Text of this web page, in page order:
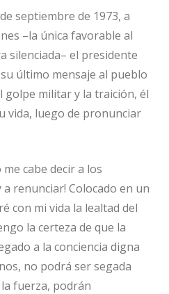
septiembre de 1973, a
–la única favorable al
silenciada– el presidente
último mensaje al pueblo
golpe militar y la traición, él
vida, luego de pronunciar
cabe decir a los
a renunciar! Colocado en un
con mi vida la lealtad del
la certeza de que la
a la conciencia digna
no podrá ser segada
fuerza, podrán